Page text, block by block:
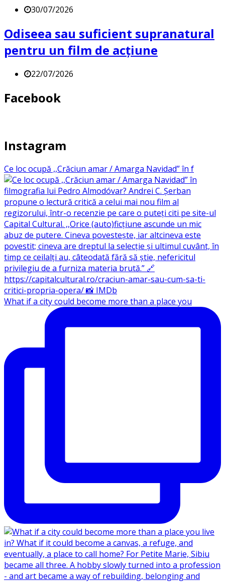
30/07/2026
Odiseea sau suficient supranatural
pentru un film de acțiune
22/07/2026
Facebook
Instagram
Ce loc ocupă ,,Crăciun amar / Amarga Navidad” în f
What if a city could become more than a place you